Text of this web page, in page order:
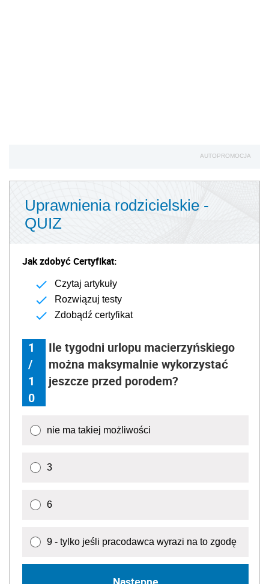
AUTOPROMOCJA
Uprawnienia rodzicielskie -
QUIZ
Jak zdobyć Certyfikat:
Czytaj artykuły
Rozwiązuj testy
Zdobądź certyfikat
1
/
1
0
Ile tygodni urlopu macierzyńskiego
można maksymalnie wykorzystać
jeszcze przed porodem?
nie ma takiej możliwości
3
6
9 - tylko jeśli pracodawca wyrazi na to zgodę